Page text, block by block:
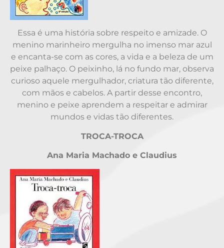
Essa é uma história sobre respeito e amizade. O
menino marinheiro mergulha no imenso mar azul
e encanta-se com as cores, a vida e a beleza de um
peixe palhaço. O peixinho, lá no fundo mar, observa
curioso aquele mergulhador, criatura tão diferente,
com mãos e cabelos. A partir desse encontro,
menino e peixe aprendem a respeitar e admirar
mundos e vidas tão diferentes.
TROCA-TROCA
Ana Maria Machado e Claudius